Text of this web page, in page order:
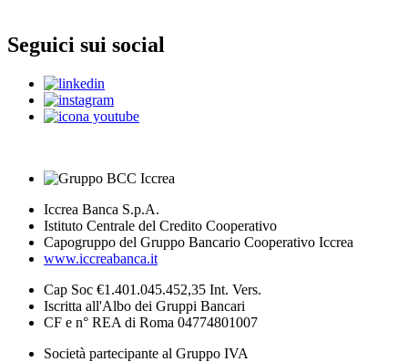
Seguici sui social
Iccrea Banca S.p.A.
Istituto Centrale del Credito Cooperativo
Capogruppo del Gruppo Bancario Cooperativo Iccrea
www.iccreabanca.it
Cap Soc €1.401.045.452,35 Int. Vers.
Iscritta all'Albo dei Gruppi Bancari
CF e n° REA di Roma 04774801007
Società partecipante al Gruppo IVA